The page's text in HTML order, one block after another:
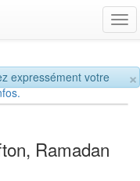
×
expressément votre
Ramadan